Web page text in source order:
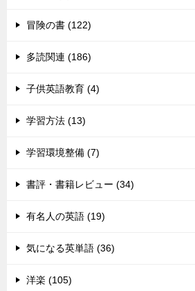
冒険の書 (122)
多読関連 (186)
子供英語教育 (4)
学習方法 (13)
学習環境整備 (7)
書評・書籍レビュー (34)
有名人の英語 (19)
気になる英単語 (36)
洋楽 (105)